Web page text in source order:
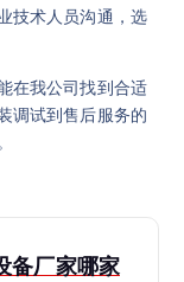
技术人员沟通，选
在我公司找到合适
调试到售后服务的
备厂家哪家